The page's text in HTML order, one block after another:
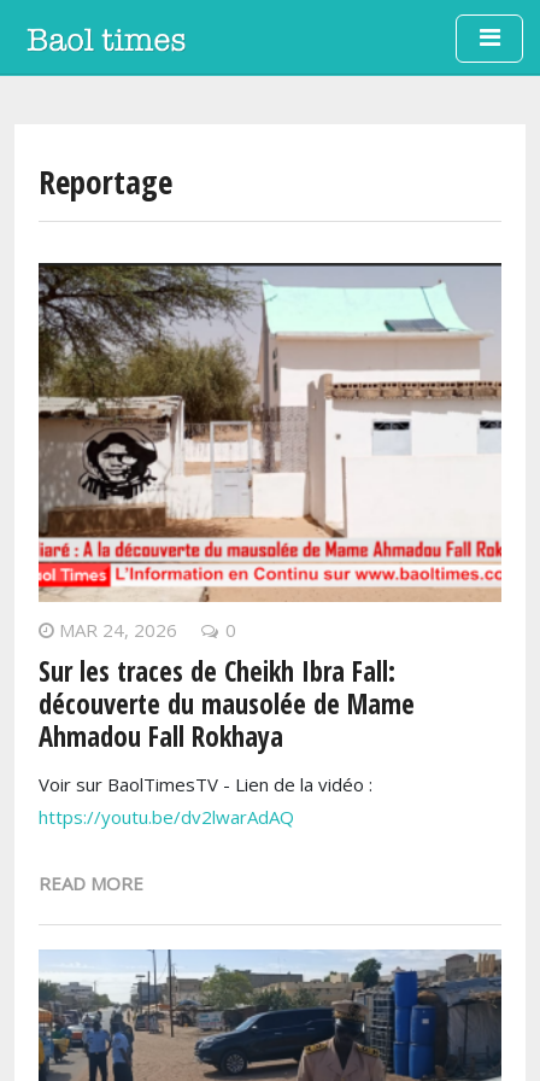
Aller au contenu principal
Reportage
MAR 24, 2026 0
Sur les traces de Cheikh Ibra Fall:
découverte du mausolée de Mame
Ahmadou Fall Rokhaya
Voir sur BaolTimesTV - Lien de la vidéo :
https://youtu.be/dv2lwarAdAQ
READ MORE